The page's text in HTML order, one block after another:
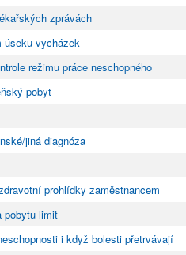
zprávách
úseku vycházek
režimu práce neschopného
pobyt
jiná diagnóza
prohlídky zaměstnancem
pobytu limit
i když bolesti přetrvávají